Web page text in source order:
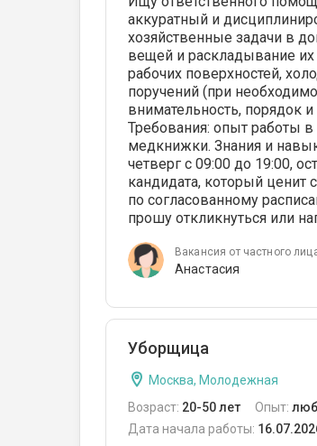
аккуратный и
хозяйственные задачи в
вещей и раскладывание
рабочих поверхностей,
поручений (при
внимательность, порядок
Требования: опыт работы
медкнижки. Знания и
четверг с 09:00 до 19:00,
кандидата, который ценит
по согласованному
прошу откликнуться или
Вакансия от частного
Анастасия
Уборщица
Москва, Молодежная
Возраст: 20-50 лет Опыт:
Дата начала работы: